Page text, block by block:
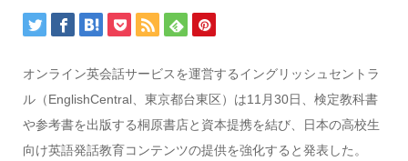
オンライン英会話サービスを運営するイングリッシュセントラ
ル（EnglishCentral、東京都台東区）は11月30日、検定教科書
や参考書を出版する桐原書店と資本提携を結び、日本の高校生
向け英語発話教育コンテンツの提供を強化すると発表した。